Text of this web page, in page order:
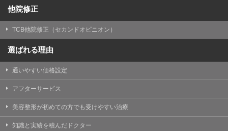
他院修正
TCB他院修正（セカンドオピニオン）
選ばれる理由
通いやすい価格設定
アフターサービス
美容整形が初めての方でも受けやすい治療
知識と実績を積んだドクター